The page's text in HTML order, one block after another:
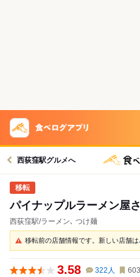
西荻窪駅グルメへ
パイナップルラーメン屋
西荻窪駅/ラーメン､ つけ麺
移転前の店舗情報です。新しい店舗は
3.58 322 人